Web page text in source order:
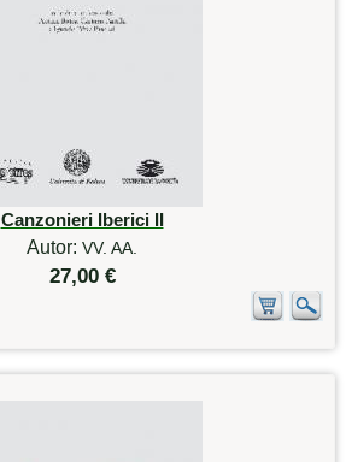
Canzonieri Iberici II
Autor: VV. AA.
27,00 €